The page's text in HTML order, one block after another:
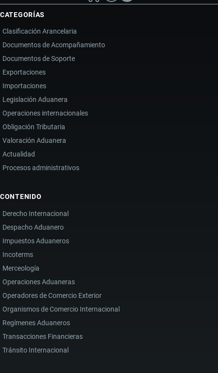
CATEGORÍAS
Clasificación Arancelaria
Documentos de Acompañamiento
Documentos de Soporte
Exportaciones
Importaciones
Legislación Aduanera
Operaciones internacionales
Obligación Tributaria
Valoración Aduanera
Actualidad
Procesos administrativos
CONTENIDO
Derecho Internacional
Despacho Aduanero
Impuestos Aduaneros
Incoterms
Merceología
Operaciones Aduaneras
Operadores de Comercio Exterior
Organismos de Comercio Internacional
Regímenes Aduaneros
Transacciones Financieras
Tránsito Internacional